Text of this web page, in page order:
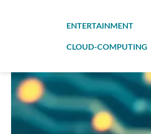
ENTERTAINMENT
CLOUD-COMPUTING